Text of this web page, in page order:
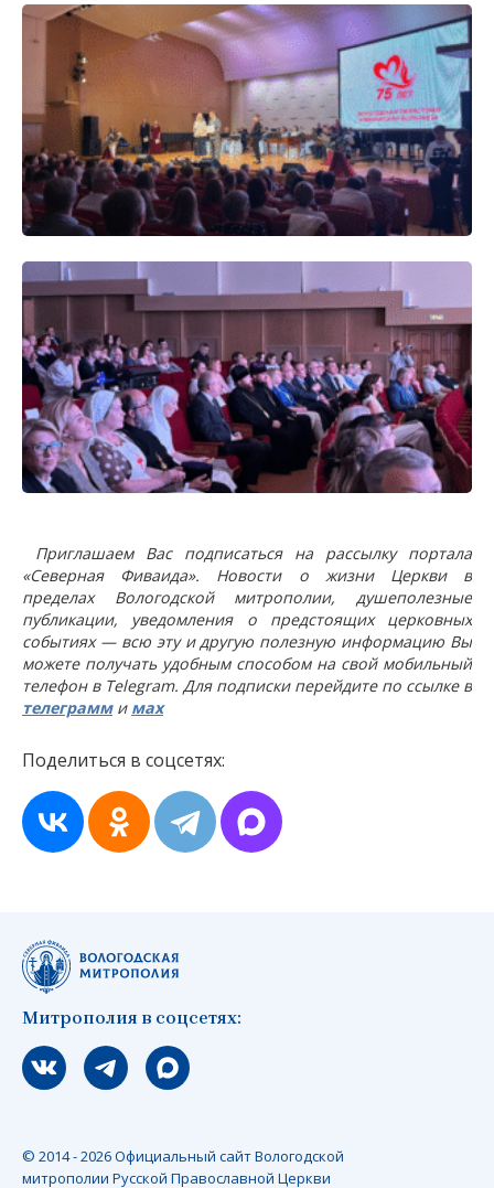
Приглашаем Вас подписаться на рассылку портала
«Северная Фиваида». Новости о жизни Церкви в
пределах Вологодской митрополии, душеполезные
публикации, уведомления о предстоящих церковных
событиях — всю эту и другую полезную информацию Вы
можете получать удобным способом на свой мобильный
телефон в Telegram. Для подписки перейдите по ссылке в
телеграмми мах
Поделиться в соцсетях:
Митрополия в соцсетях:
Мы вконтакте
Мы в telegram
Мы в Макс
© 2014 - 2026 Официальный сайт Вологодской
митрополии Русской Православной Церкви